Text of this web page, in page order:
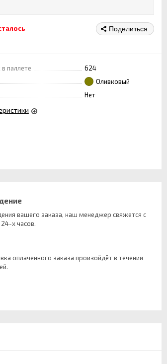
Поделиться
паллете
624
Оливковый
Нет
вашего заказа, наш менеджер свяжется с
х часов.
оплаченного заказа произойдёт в течении